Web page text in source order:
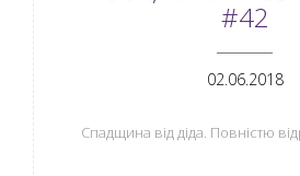
#42
ANEMPTYTEXTLLINE
02.06.2018
Спадщина від діда. Повністю